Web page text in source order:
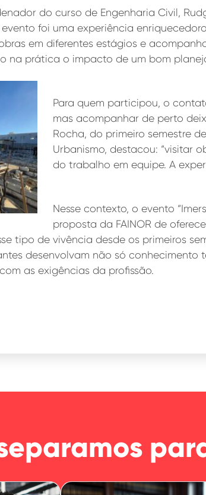
do curso de Engenharia Civil,
foi uma experiência
em diferentes estágios e
na prática o impacto de um bom
Para quem participou, o
mas acompanhar de perto
Rocha, do primeiro semestre
Urbanismo, destacou: “visitar
do trabalho em equipe. A
Nesse contexto, o evento
proposta da FAINOR de
tipo de vivência desde os primeiros
desenvolvam não só conhecimento
as exigências da profissão.